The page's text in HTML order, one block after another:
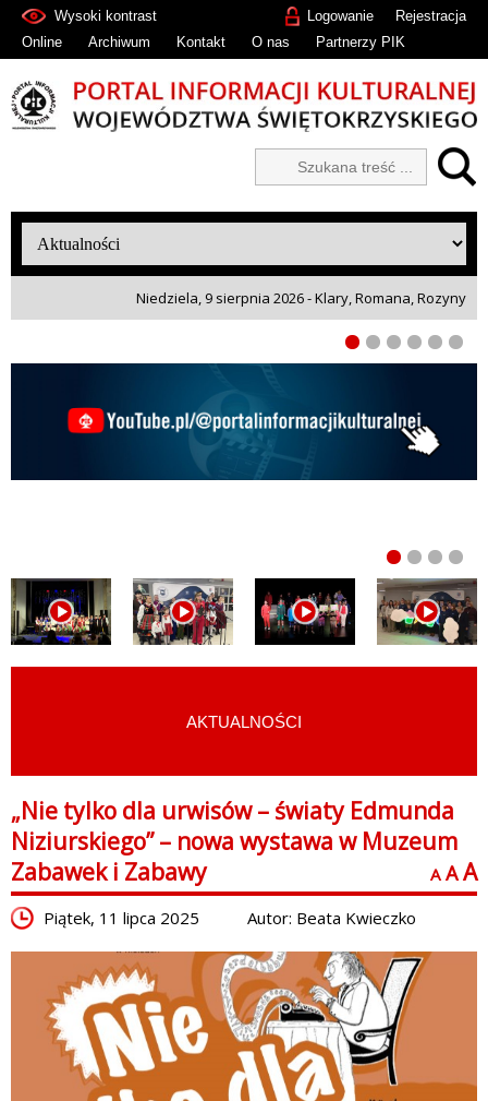
Rejestracja
Logowanie
Wysoki kontrast
Online
Archiwum Kontakt O nas Partnerzy PIK
Niedziela, 9 sierpnia 2026 - Klary, Romana, Rozyny
AKTUALNOŚCI
„Nie tylko dla urwisów – światy Edmunda
Niziurskiego” – nowa wystawa w Muzeum
Zabawek i Zabawy
A A A
Piątek, 11 lipca 2025 Autor: Beata Kwieczko